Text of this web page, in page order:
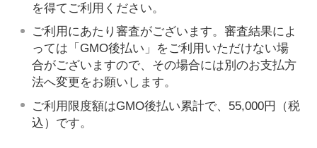
を得てご利用ください。
ご利用にあたり審査がございます。審査結果によ
っては「GMO後払い」をご利用いただけない場
合がございますので、その場合には別のお支払方
法へ変更をお願いします。
ご利用限度額はGMO後払い累計で、55,000円（税
込）です。